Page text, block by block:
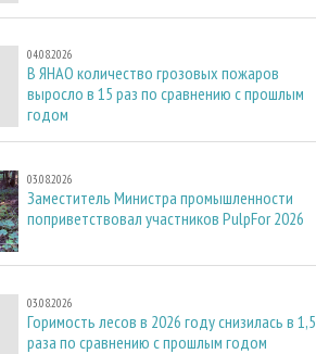
04.08.2026
В ЯНАО количество грозовых пожаров
выросло в 15 раз по сравнению с прошлым
годом
03.08.2026
Заместитель Министра промышленности
поприветствовал участников PulpFor 2026
03.08.2026
Горимость лесов в 2026 году снизилась в 1,5
раза по сравнению с прошлым годом